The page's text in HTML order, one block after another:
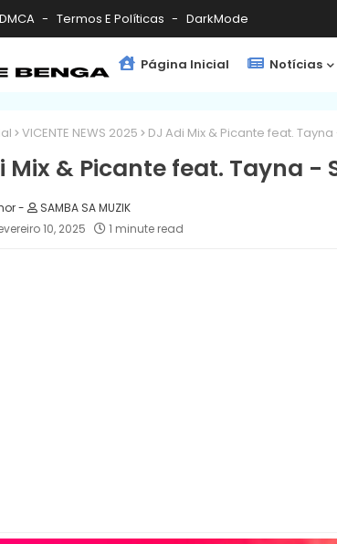
DMCA Termos E Políticas DarkMode
Página Inicial Notícias
VICENTE NEWS 2025 DJ Adi Mix & Picante feat.
Mix & Picante feat. Tayna -
SAMBA SA MUZIK
10, 2025
1 minute read